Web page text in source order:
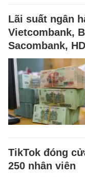
Lãi suất ngân
Vietcombank,
Sacombank,
TikTok đóng
250 nhân viên